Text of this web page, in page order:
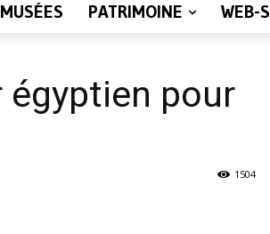
MUSÉES PATRIMOINE WEB-
égyptien pour
1504